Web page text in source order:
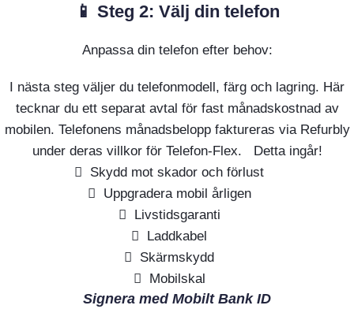
📱 Steg 2: Välj din telefon
Anpassa din telefon efter behov:
I nästa steg väljer du telefonmodell, färg och lagring. Här
tecknar du ett separat avtal för fast månadskostnad av
mobilen. Telefonens månadsbelopp faktureras via Refurbly
under deras villkor för Telefon-Flex. Detta ingår!
Skydd mot skador och förlust
Uppgradera mobil årligen
Livstidsgaranti
Laddkabel
Skärmskydd
Mobilskal
Signera med Mobilt Bank ID